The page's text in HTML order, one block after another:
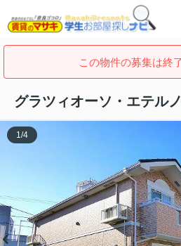
この物件の募集は終
グラツィオーソ・エテル
1/4